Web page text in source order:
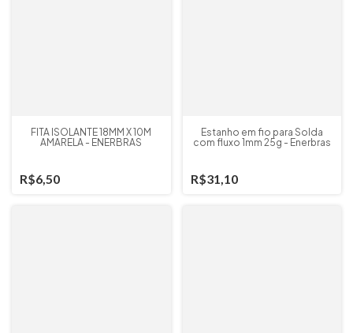
FITA ISOLANTE 18MM X 10M
AMARELA - ENERBRAS
R$6,50
Estanho em fio para Solda
com fluxo 1mm 25g - Enerbras
R$31,10